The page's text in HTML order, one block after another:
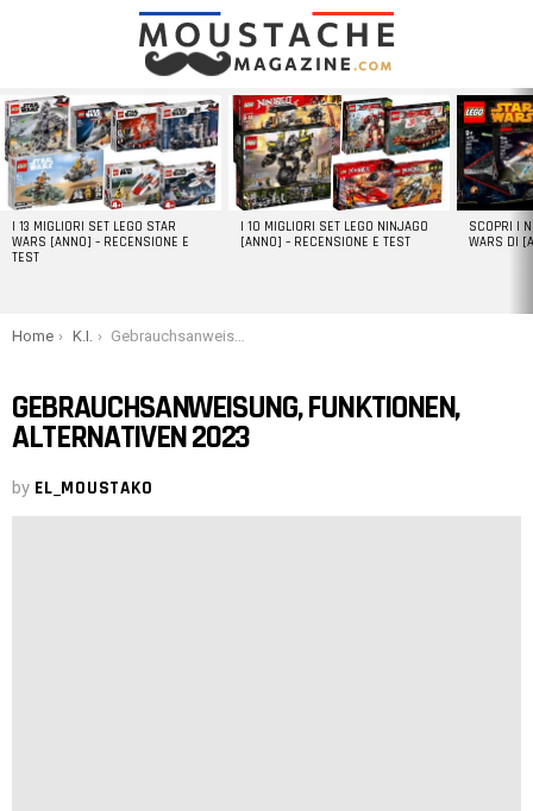
LATEST
STORIES
I 13 MIGLIORI SET LEGO STAR
WARS [ANNO] – RECENSIONE E
TEST
I 10 MIGLIORI SET LEGO NINJAGO
[ANNO] – RECENSIONE E TEST
SCOPRI I
WARS DI
You are here:
Home K.I. Gebrauchsanweisung, Funktionen, Alternativen 2023
GEBRAUCHSANWEISUNG, FUNKTIONEN,
ALTERNATIVEN 2023
by EL_MOUSTAKO